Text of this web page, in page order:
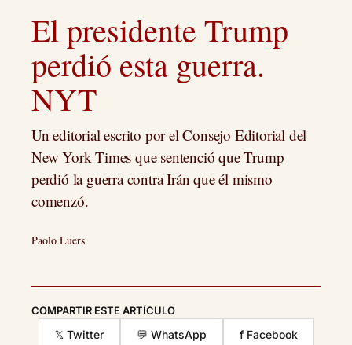
El presidente Trump
perdió esta guerra.
NYT
Un editorial escrito por el Consejo Editorial del
New York Times que sentenció que Trump
perdió la guerra contra Irán que él mismo
comenzó.
Paolo Luers
COMPARTIR ESTE ARTÍCULO
𝕏 Twitter 💬 WhatsApp f Facebook